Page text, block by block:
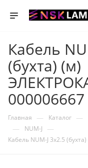
Кабель
(бухта) (м)
000006667
Главная — Каталог —
— NUM-J —
Кабель NUM-J 3х2.5